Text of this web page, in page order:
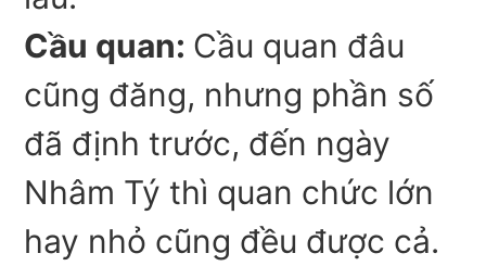
Cầu quan: Cầu quan đâu
cũng đăng, nhưng phần số
đã định trước, đến ngày
Nhâm Tý thì quan chức lớn
hay nhỏ cũng đều được cả.